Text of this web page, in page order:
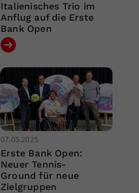
Italienisches Trio im
Anflug auf die Erste
Bank Open
07.05.2025
Erste Bank Open:
Neuer Tennis-
Ground für neue
Zielgruppen